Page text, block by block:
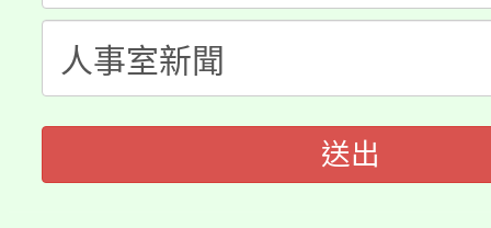
會
程
送出